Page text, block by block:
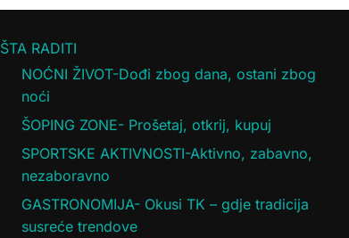
ŠTA RADITI
NOĆNI ŽIVOT-Dođi zbog dana, ostani zbog
noći
ŠOPING ZONE- Prošetaj, otkrij, kupuj
SPORTSKE AKTIVNOSTI-Aktivno, zabavno,
nezaboravno
GASTRONOMIJA- Okusi TK – gdje tradicija
susreće trendove